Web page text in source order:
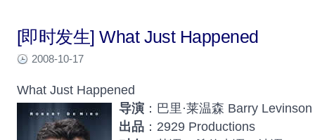
[即时发生] What Just Happened
2008-10-17
What Just Happened
导演 ：巴里·莱温森 Barry Levinson
出品 ：2929 Productions